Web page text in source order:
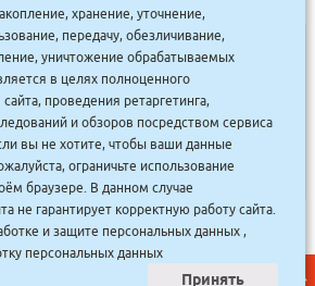
ТУҺУНАН |МАҔАҺЫЫННАР
СИСТЕМА |ЮРИДИЧЕСКАЙ|
ВАКАНСИЯЛАР
"ЭЙФОС" . ИНФОРМАЦИОННЫЕ
ТЕХНОЛОГИИ
хранение, уточнение,
передачу, обезличивание,
уничтожение обрабатываемых
в целях полноценного
проведения ретаргетинга,
и обзоров посредством сервиса
вы не хотите, чтобы ваши данные
ограничьте использование
браузере. В данном случае
не гарантирует корректную работу сайта.
и защите персональных данных ,
персональных данных
Принять